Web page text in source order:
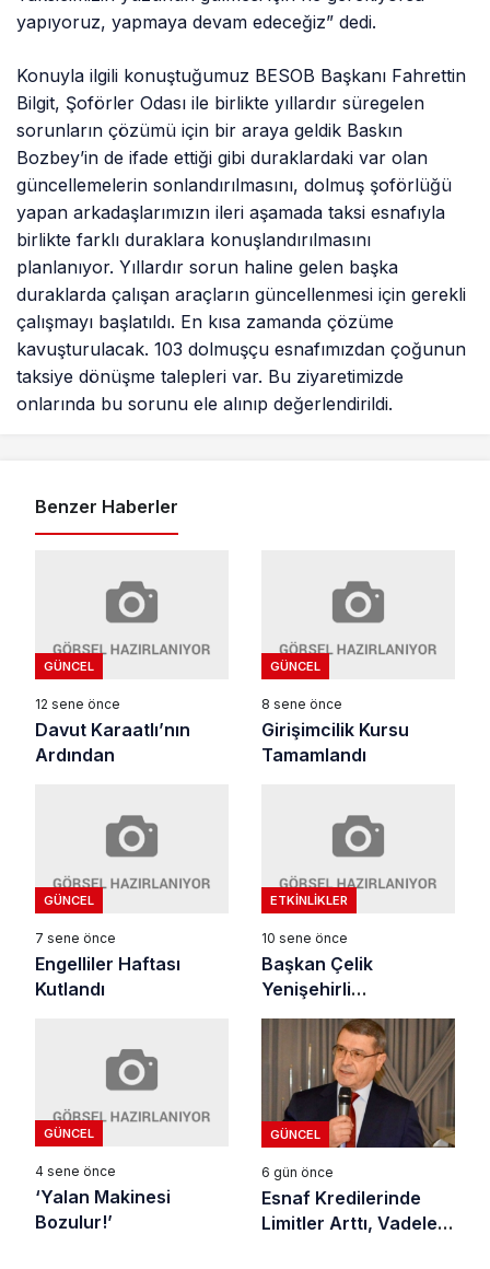
yapıyoruz, yapmaya devam edeceğiz” dedi.
Konuyla ilgili konuştuğumuz BESOB Başkanı Fahrettin
Bilgit, Şoförler Odası ile birlikte yıllardır süregelen
sorunların çözümü için bir araya geldik Baskın
Bozbey’in de ifade ettiği gibi duraklardaki var olan
güncellemelerin sonlandırılmasını, dolmuş şoförlüğü
yapan arkadaşlarımızın ileri aşamada taksi esnafıyla
birlikte farklı duraklara konuşlandırılmasını
planlanıyor. Yıllardır sorun haline gelen başka
duraklarda çalışan araçların güncellenmesi için gerekli
çalışmayı başlatıldı. En kısa zamanda çözüme
kavuşturulacak. 103 dolmuşçu esnafımızdan çoğunun
taksiye dönüşme talepleri var. Bu ziyaretimizde
onlarında bu sorunu ele alınıp değerlendirildi.
Benzer Haberler
GÜNCEL
12 sene önce
Davut Karaatlı’nın
Ardından
GÜNCEL
8 sene önce
Girişimcilik Kursu
Tamamlandı
GÜNCEL
7 sene önce
Engelliler Haftası
Kutlandı
ETKINLIKLER
10 sene önce
Başkan Çelik
Yenişehirli
İşadamlarıyla Buluştu
GÜNCEL
4 sene önce
‘Yalan Makinesi
Bozulur!’
GÜNCEL
6 gün önce
Esnaf Kredilerinde
Limitler Arttı, Vadeler